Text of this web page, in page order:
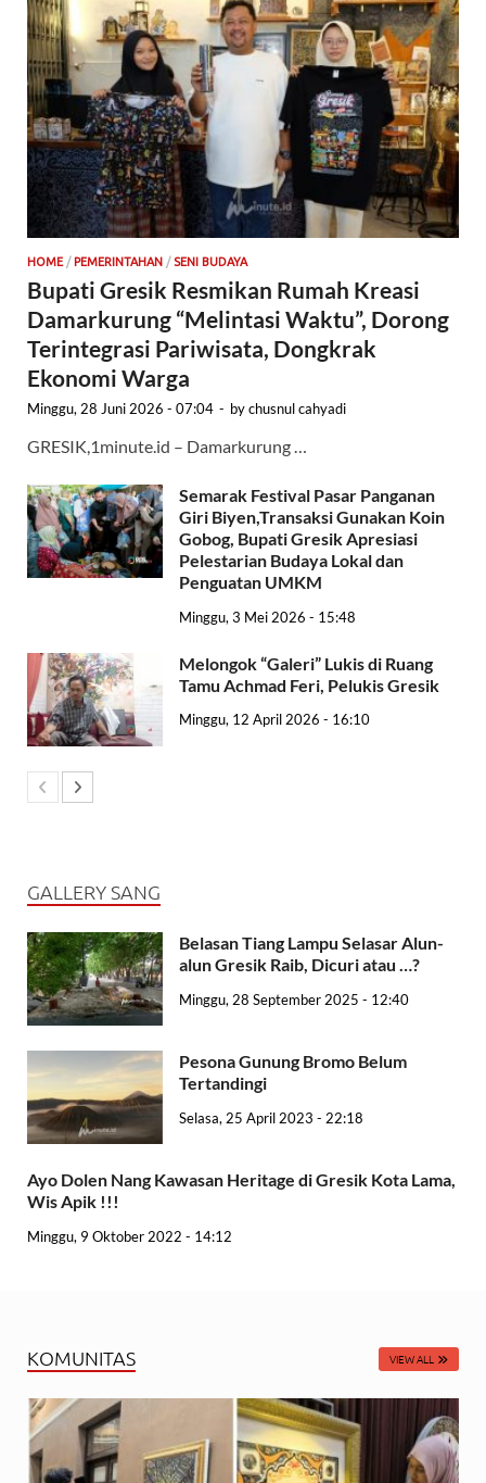
HOME / PEMERINTAHAN / SENI BUDAYA
Bupati Gresik Resmikan Rumah Kreasi
Damarkurung “Melintasi Waktu”, Dorong
Terintegrasi Pariwisata, Dongkrak
Ekonomi Warga
Minggu, 28 Juni 2026 - 07:04 - bychusnul cahyadi
GRESIK,1minute.id – Damarkurung …
Semarak Festival Pasar Panganan
Giri Biyen,Transaksi Gunakan Koin
Gobog, Bupati Gresik Apresiasi
Pelestarian Budaya Lokal dan
Penguatan UMKM
Minggu, 3 Mei 2026 - 15:48
Melongok “Galeri” Lukis di Ruang
Tamu Achmad Feri, Pelukis Gresik
Minggu, 12 April 2026 - 16:10
GALLERY SANG
Belasan Tiang Lampu Selasar Alun-
alun Gresik Raib, Dicuri atau …?
Minggu, 28 September 2025 - 12:40
Pesona Gunung Bromo Belum
Tertandingi
Selasa, 25 April 2023 - 22:18
Ayo Dolen Nang Kawasan Heritage di Gresik Kota Lama,
Wis Apik !!!
Minggu, 9 Oktober 2022 - 14:12
KOMUNITAS VIEW ALL